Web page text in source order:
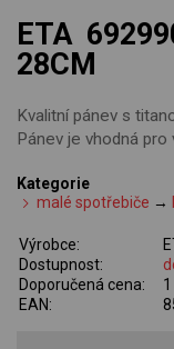
ETA
28CM
Kvalitní pánev s
Pánev je vhodná pro
Kategorie
malé spotřebiče →
Výrobce:
Dostupnost:
Doporučená cena:
EAN: